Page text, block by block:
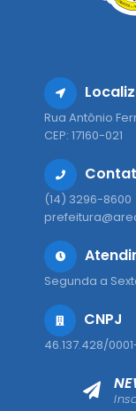
Rua Antônio
CEP: 17160-021
(14) 3296-8600
Segunda a
CNPJ
46.137.428/